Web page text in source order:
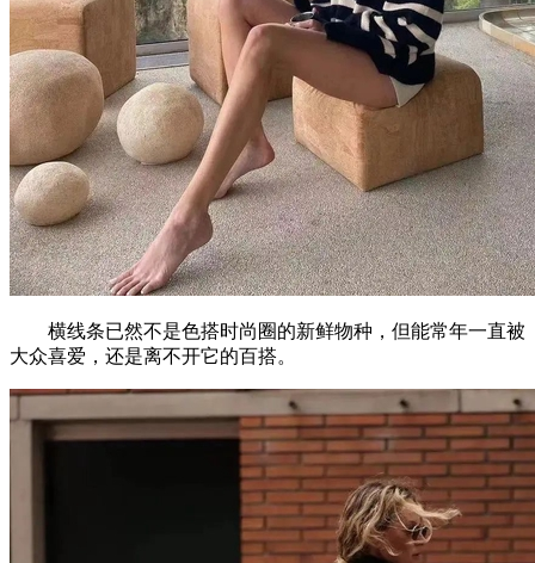
横线条已然不是色搭时尚圈的新鲜物种，但能常年一直被
大众喜爱，还是离不开它的百搭。